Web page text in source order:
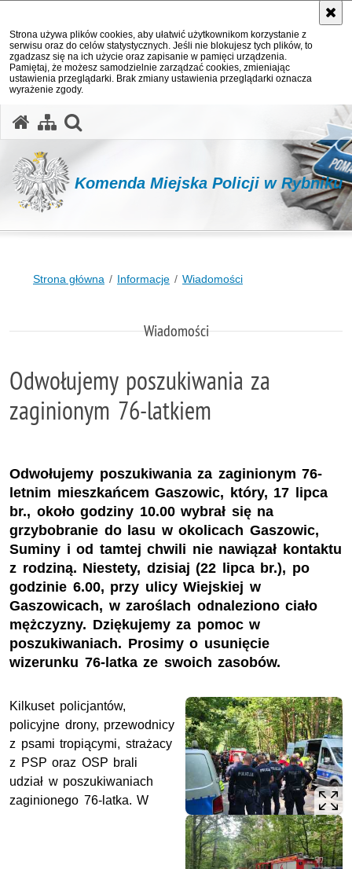
Strona używa plików cookies, aby ułatwić użytkownikom korzystanie z
serwisu oraz do celów statystycznych. Jeśli nie blokujesz tych plików, to
zgadzasz się na ich użycie oraz zapisanie w pamięci urządzenia.
Pamiętaj, że możesz samodzielnie zarządzać cookies, zmieniając
ustawienia przeglądarki. Brak zmiany ustawienia przeglądarki oznacza
wyrażenie zgody.
Komenda Miejska Policji w Rybniku
Strona główna Informacje Wiadomości
Wiadomości
Odwołujemy poszukiwania za
zaginionym 76-latkiem
Odwołujemy poszukiwania za zaginionym 76-
letnim mieszkańcem Gaszowic, który, 17 lipca
br., około godziny 10.00 wybrał się na
grzybobranie do lasu w okolicach Gaszowic,
Suminy i od tamtej chwili nie nawiązał kontaktu
z rodziną. Niestety, dzisiaj (22 lipca br.), po
godzinie 6.00, przy ulicy Wiejskiej w
Gaszowicach, w zaroślach odnaleziono ciało
mężczyzny. Dziękujemy za pomoc w
poszukiwaniach. Prosimy o usunięcie
wizerunku 76-latka ze swoich zasobów.
Kilkuset policjantów,
policyjne drony, przewodnicy
z psami tropiącymi, strażacy
z PSP oraz OSP brali
udział w poszukiwaniach
zaginionego 76-latka. W